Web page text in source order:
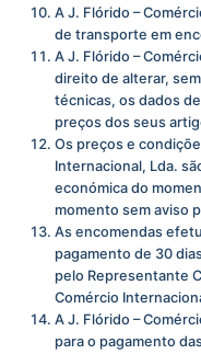
A J. Flórido –
de transporte em
A J. Flórido –
direito de alterar,
técnicas, os dados
preços dos seus
Os preços e
Internacional, Lda.
económica do
momento sem aviso
As encomendas
pagamento de 30
pelo Representante
Comércio
A J. Flórido –
para o pagamento